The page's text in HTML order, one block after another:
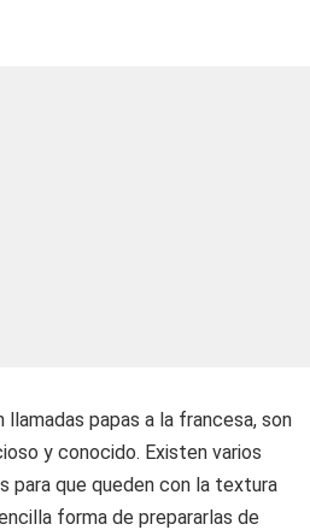
papas a la francesa, son
y conocido. Existen varios
para que queden con la textura
forma de prepararlas de